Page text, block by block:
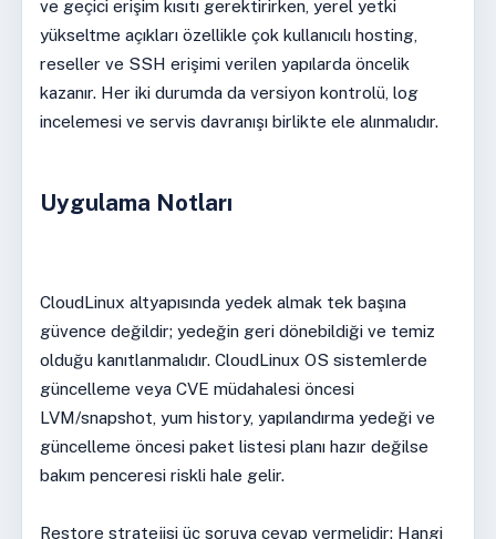
ve geçici erişim kısıtı gerektirirken, yerel yetki
yükseltme açıkları özellikle çok kullanıcılı hosting,
reseller ve SSH erişimi verilen yapılarda öncelik
kazanır. Her iki durumda da versiyon kontrolü, log
incelemesi ve servis davranışı birlikte ele alınmalıdır.
Uygulama Notları
CloudLinux altyapısında yedek almak tek başına
güvence değildir; yedeğin geri dönebildiği ve temiz
olduğu kanıtlanmalıdır. CloudLinux OS sistemlerde
güncelleme veya CVE müdahalesi öncesi
LVM/snapshot, yum history, yapılandırma yedeği ve
güncelleme öncesi paket listesi planı hazır değilse
bakım penceresi riskli hale gelir.
Restore stratejisi üç soruya cevap vermelidir: Hangi